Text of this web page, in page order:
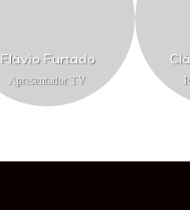
Flávio Furtado
Apresentador TV